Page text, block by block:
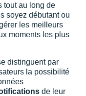
tout au long de
soyez débutant ou
les meilleurs
moments les plus
distinguent par
la possibilité
de leur